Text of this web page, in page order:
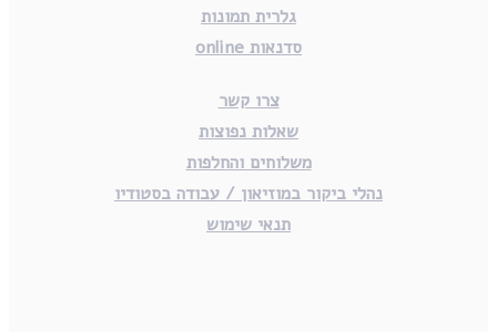
גלרית תמונות
סדנאות online
צרו קשר
שאלות נפוצות
משלוחים והחלפות
נהלי ביקור במוזיאון / עבודה בסטודיו
תנאי שימוש